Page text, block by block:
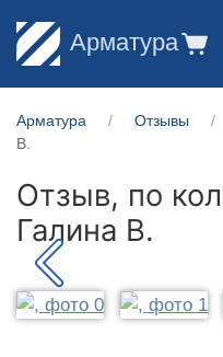
Арматура
Арматура Отзывы
В.
Отзыв, по
Галина В.